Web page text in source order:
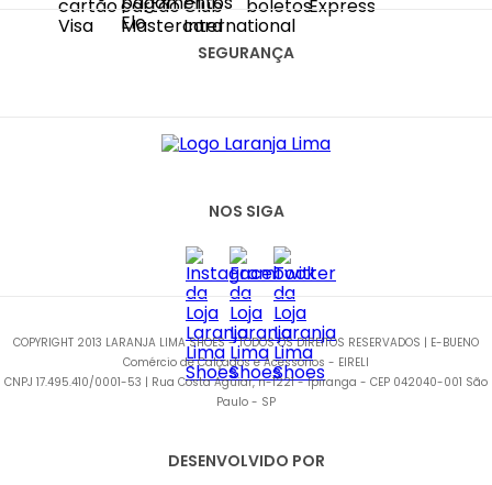
SAC@LARANJALIMASHOES.COM.BR
(11) 2067-8100
SEGURANÇA
NOS SIGA
COPYRIGHT 2013 LARANJA LIMA SHOES - TODOS OS DIREITOS RESERVADOS | E-BUENO
Comércio de Calçados e Acessórios - EIRELI
CNPJ 17.495.410/0001-53 | Rua Costa Aguiar, n-1221 - Ipiranga - CEP 042040-001 São
Paulo - SP
DESENVOLVIDO POR